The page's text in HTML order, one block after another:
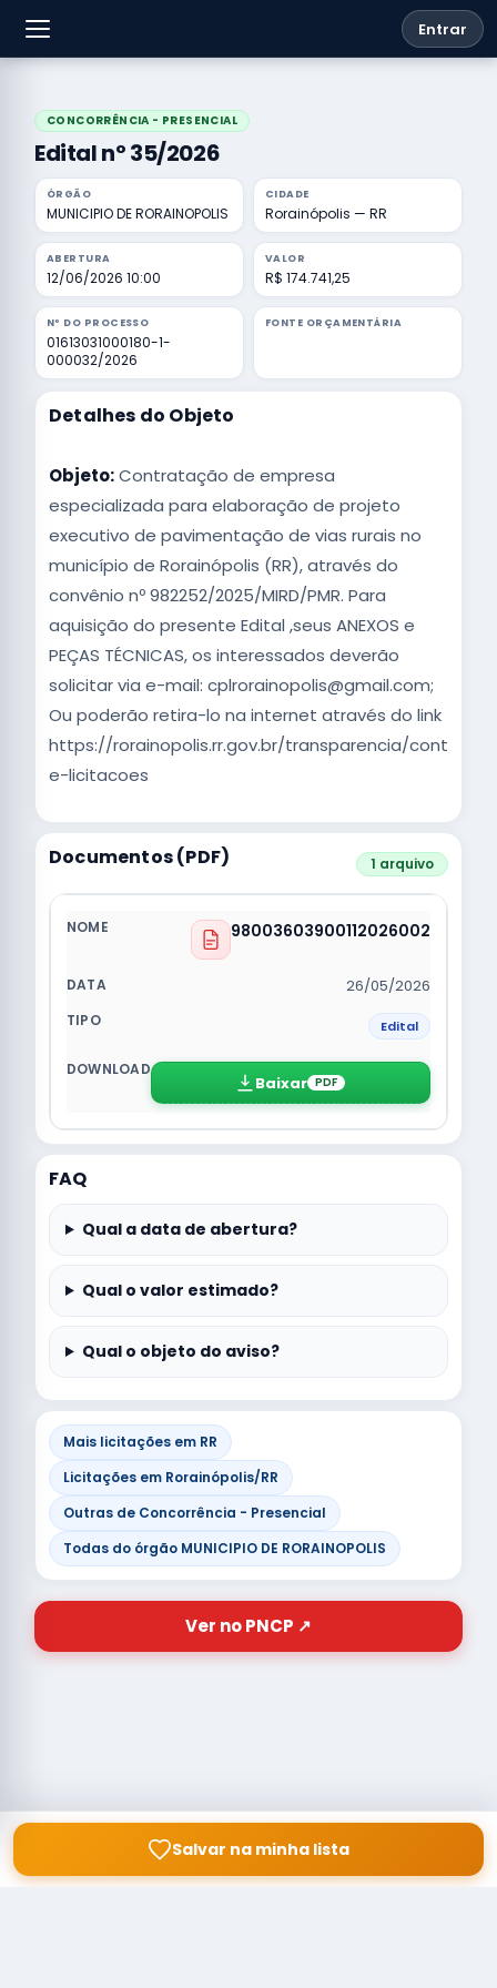
Entrar
CONCORRÊNCIA - PRESENCIAL
Edital nº 35/2026
ÓRGÃO
MUNICIPIO DE RORAINOPOLIS
CIDADE
Rorainópolis — RR
ABERTURA
12/06/2026 10:00
VALOR
R$ 174.741,25
Nº DO PROCESSO
01613031000180-1-
000032/2026
FONTE ORÇAMENTÁRIA
Detalhes do Objeto
Objeto:Contratação de empresa
especializada para elaboração de projeto
executivo de pavimentação de vias rurais no
município de Rorainópolis (RR), através do
convênio nº 982252/2025/MIRD/PMR. Para
aquisição do presente Edital ,seus ANEXOS e
PEÇAS TÉCNICAS, os interessados deverão
solicitar via e-mail: cplrorainopolis@gmail.com;
Ou poderão retira-lo na internet através do link
https://rorainopolis.rr.gov.br/transparencia/
e-licitacoes
Documentos (PDF) 1 arquivo
98003603900112026002
26/05/2026
Edital
Baixar PDF
FAQ
Qual a data de abertura?
Qual o valor estimado?
Qual o objeto do aviso?
Mais licitações em RR
Licitações em Rorainópolis/RR
Outras de Concorrência - Presencial
Todas do órgão MUNICIPIO DE RORAINOPOLIS
Ver no PNCP ↗
Salvar na minha lista